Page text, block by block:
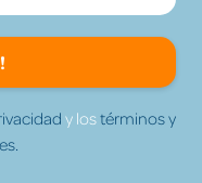
y lostérminos y